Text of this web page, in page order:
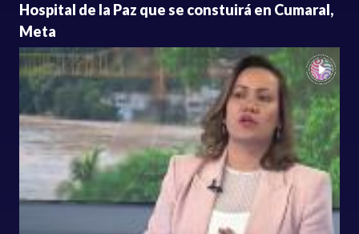
Hospital de la Paz que se constuirá en Cumaral,
Meta